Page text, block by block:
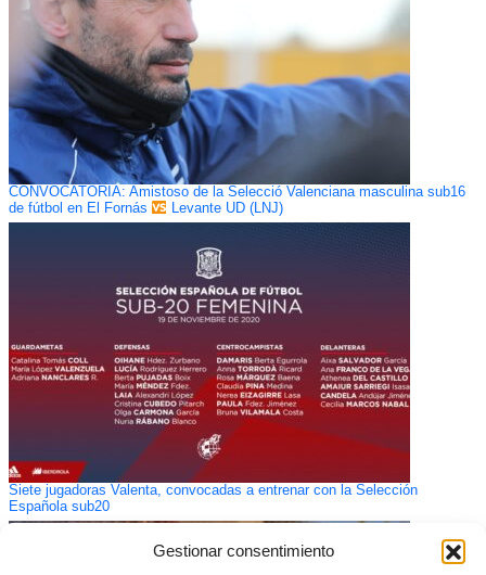
Gestionar consentimiento
CONVOCATORIA: Amistoso de la Selecció Valenciana masculina sub16
de fútbol en El Fornás
Levante UD (LNJ)
Siete jugadoras Valenta, convocadas a entrenar con la Selección
Española sub20